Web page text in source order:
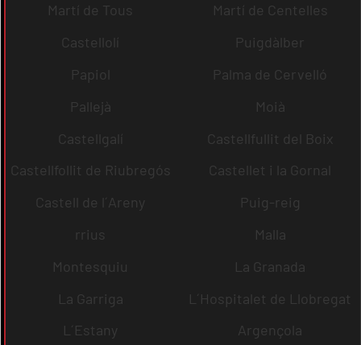
Martí de Tous
Martí de Centelles
Castellolí
Puigdàlber
Papiol
Palma de Cervelló
Pallejà
Moià
Castellgalí
Castellfullit del Boix
Castellfollit de Riubregós
Castellet i la Gornal
Castell de l´Areny
Puig-reig
rrius
Malla
Montesquiu
La Granada
La Garriga
L´Hospitalet de Llobregat
L´Estany
Argençola